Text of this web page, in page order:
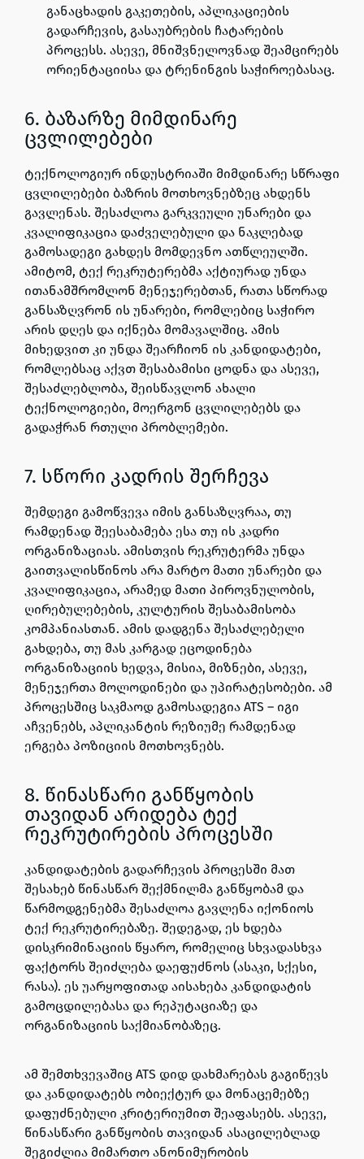
განაცხადის გაკეთების, აპლიკაციების
გადარჩევის, გასაუბრების ჩატარების
პროცესს. ასევე, მნიშვნელოვნად შეამცირებს
ორიენტაციისა და ტრენინგის საჭიროებასაც.
6. ბაზარზე მიმდინარე
ცვლილებები
ტექნოლოგიურ ინდუსტრიაში მიმდინარე სწრაფი
ცვლილებები ბაზრის მოთხოვნებზეც ახდენს
გავლენას. შესაძლოა გარკვეული უნარები და
კვალიფიკაცია დაძველებული და ნაკლებად
გამოსადეგი გახდეს მომდევნო ათწლეულში.
ამიტომ, ტექ რეკრუტერებმა აქტიურად უნდა
ითანამშრომლონ მენეჯერებთან, რათა სწორად
განსაზღვრონ ის უნარები, რომლებიც საჭირო
არის დღეს და იქნება მომავალშიც. ამის
მიხედვით კი უნდა შეარჩიონ ის კანდიდატები,
რომლებსაც აქვთ შესაბამისი ცოდნა და ასევე,
შესაძლებლობა, შეისწავლონ ახალი
ტექნოლოგიები, მოერგონ ცვლილებებს და
გადაჭრან რთული პრობლემები.
7. სწორი კადრის შერჩევა
შემდეგი გამოწვევა იმის განსაზღვრაა, თუ
რამდენად შეესაბამება ესა თუ ის კადრი
ორგანიზაციას. ამისთვის რეკრუტერმა უნდა
გაითვალისწინოს არა მარტო მათი უნარები და
კვალიფიკაცია, არამედ მათი პიროვნულობის,
ღირებულებების, კულტურის შესაბამისობა
კომპანიასთან. ამის დადგენა შესაძლებელი
გახდება, თუ მას კარგად ეცოდინება
ორგანიზაციის ხედვა, მისია, მიზნები, ასევე,
მენეჯერთა მოლოდინები და უპირატესობები. ამ
პროცესშიც საკმაოდ გამოსადეგია ATS – იგი
აჩვენებს, აპლიკანტის რეზიუმე რამდენად
ერგება პოზიციის მოთხოვნებს.
8. წინასწარი განწყობის
თავიდან არიდება ტექ
რეკრუტირების პროცესში
კანდიდატების გადარჩევის პროცესში მათ
შესახებ წინასწარ შექმნილმა განწყობამ და
წარმოდგენებმა შესაძლოა გავლენა იქონიოს
ტექ რეკრუტირებაზე. შედეგად, ეს ხდება
დისკრიმინაციის წყარო, რომელიც სხვადასხვა
ფაქტორს შეიძლება დაეფუძნოს (ასაკი, სქესი,
რასა). ეს უარყოფითად აისახება კანდიდატის
გამოცდილებასა და რეპუტაციაზე და
ორგანიზაციის საქმიანობაზეც.
ამ შემთხვევაშიც ATS დიდ დახმარებას გაგიწევს
და კანდიდატებს ობიექტურ და მონაცემებზე
დაფუძნებული კრიტერიუმით შეაფასებს. ასევე,
წინასწარი განწყობის თავიდან ასაცილებლად
შეგიძლია მიმართო ანონიმურობის